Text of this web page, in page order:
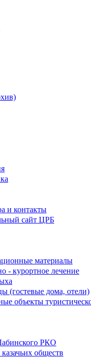
и контакты
сайт ЦРБ
материалы
- курортное лечение
(гостевые дома, отели)
объекты
РКО
обществ